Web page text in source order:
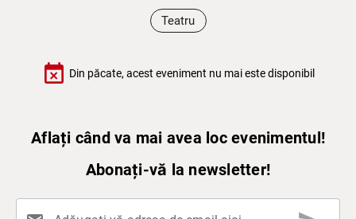
Teatru
event_busy Din păcate, acest eveniment nu mai este disponibil
Aflați când va mai avea loc evenimentul!
Abonați-vă la newsletter!